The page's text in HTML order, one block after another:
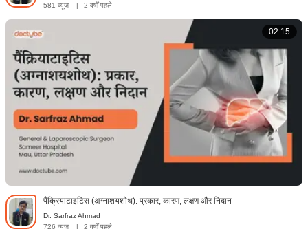
581 व्यूज़
| 2 वर्षों पहले
02:15
पैंक्रियाटाइटिस (अग्नाशयशोथ): प्रकार, कारण, लक्षण और निदान
Dr. Sarfraz Ahmad
726 व्यूज़
| 2 वर्षों पहले